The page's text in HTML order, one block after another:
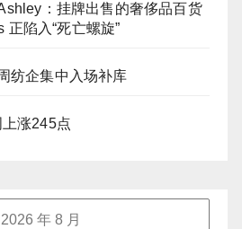
：挂牌出售的奢侈品百货
陷入“死亡螺旋”
纺企集中入场补库
涨245点
2026 年 8 月